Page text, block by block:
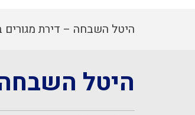
היטל השבחה – דירת מגורים
היטל